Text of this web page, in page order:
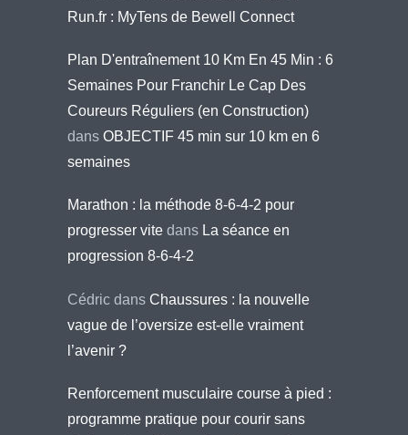
Run.fr : MyTens de Bewell Connect
Plan D'entraînement 10 Km En 45 Min : 6
Semaines Pour Franchir Le Cap Des
Coureurs Réguliers (en Construction)
dans OBJECTIF 45 min sur 10 km en 6
semaines
Marathon : la méthode 8-6-4-2 pour
progresser vite dans La séance en
progression 8-6-4-2
Cédric dans Chaussures : la nouvelle
vague de l’oversize est-elle vraiment
l’avenir ?
Renforcement musculaire course à pied :
programme pratique pour courir sans